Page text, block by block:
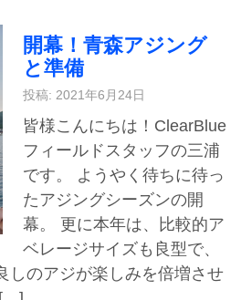
開幕！青森アジング
と準備
投稿: 2021年6月24日
皆様こんにちは！ClearBlue
フィールドスタッフの三浦
です。 ようやく待ちに待っ
たアジングシーズンの開
幕。 更に本年は、比較的ア
ベレージサイズも良型で、
しのアジが楽しみを倍増させ